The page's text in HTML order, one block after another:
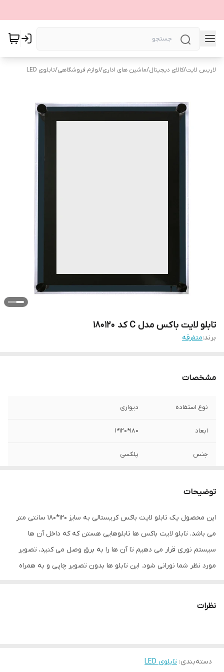
لاریس لایت/کالای دیجیتال/ماشین های اداری/لوازم فروشگاهی/تابلوی LED
تابلو لایت باکس مدل C کد 180120
برند:متفرقه
مشخصات
نوع استفاده دیواری
ابعاد 180*120*1
جنس پلکسی
توضیحات
این محصول یک تابلو لایت باکس کریستالی به سایز 120*180 سانتی متر
می باشد. تابلو لایت باکس ها تابلوهایی هستن که که داخل آن ها
سیستم نوری قرار می دهیم تا آن ها را به برق وصل می کنید، تصویر
مورد نظر شما نورانی شود. این تابلو ها بدون تصویر چاپی و به همراه
داخل این لایت باکس ها قرار بدهید. انجام این کار راحت است فقط کافیه
بردارید و تصویر موردنظرتان را در داخل ان ها قرار بدهید. بنابراین هر
نظرات
دسته‌بندی: تابلوی LED